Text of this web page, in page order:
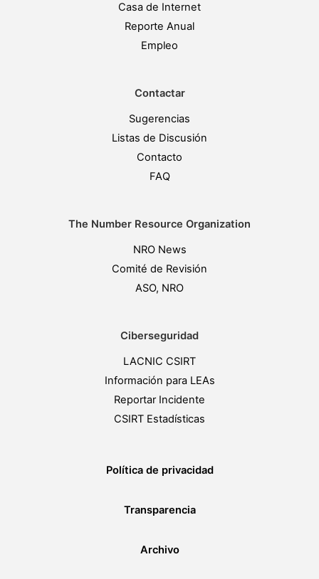
Casa de Internet
Reporte Anual
Empleo
Contactar
Sugerencias
Listas de Discusión
Contacto
FAQ
The Number Resource Organization
NRO News
Comité de Revisión
ASO, NRO
Ciberseguridad
LACNIC CSIRT
Información para LEAs
Reportar Incidente
CSIRT Estadísticas
Política de privacidad
Transparencia
Archivo